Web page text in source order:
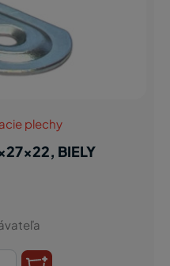
plechy
BIELY